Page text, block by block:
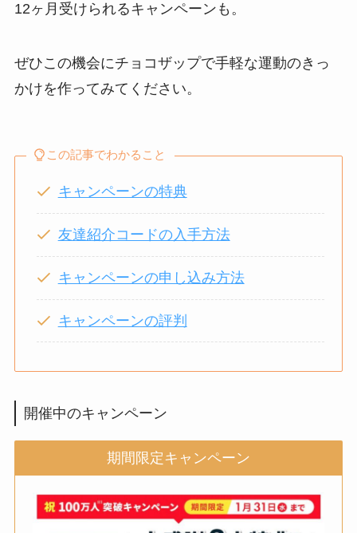
12ヶ月受けられるキャンペーンも。
ぜひこの機会にチョコザップで手軽な運動のきっ
かけを作ってみてください。
この記事でわかること
キャンペーンの特典
友達紹介コードの入手方法
キャンペーンの申し込み方法
キャンペーンの評判
開催中のキャンペーン
期間限定キャンペーン